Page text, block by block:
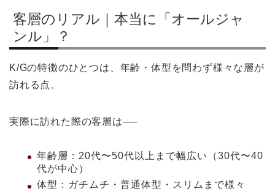
客層のリアル｜本当に「オールジャ
ンル」？
K/Gの特徴のひとつは、年齢・体型を問わず様々な層が
訪れる点。
実際に訪れた際の客層は──
年齢層：20代〜50代以上まで幅広い（30代〜40
代が中心）
体型：ガチムチ・普通体型・スリムまで様々